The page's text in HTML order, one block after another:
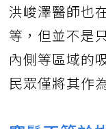
洪峻澤醫師也
等，但並不是
內側等區域的
民眾僅將其作